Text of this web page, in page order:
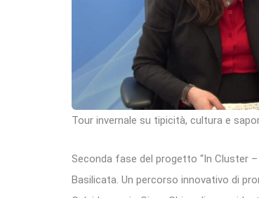
Tour invernale su tipicità, cultura e
Seconda fase del progetto “In Cluster
Basilicata. Un percorso innovativo di